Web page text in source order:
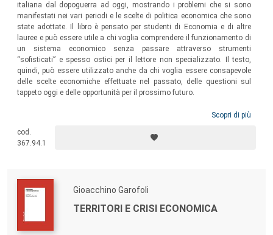
italiana dal dopoguerra ad oggi, mostrando i problemi che si sono
manifestati nei vari periodi e le scelte di politica economica che sono
state adottate. Il libro è pensato per studenti di Economia e di altre
lauree e può essere utile a chi voglia comprendere il funzionamento di
un sistema economico senza passare attraverso strumenti
“sofisticati” e spesso ostici per il lettore non specializzato. Il testo,
quindi, può essere utilizzato anche da chi voglia essere consapevole
delle scelte economiche effettuate nel passato, delle questioni sul
tappeto oggi e delle opportunità per il prossimo futuro.
Scopri di più
cod.
367.94.1
Gioacchino Garofoli
TERRITORI E CRISI ECONOMICA